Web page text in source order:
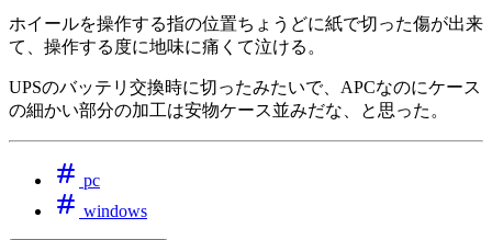
ホイールを操作する指の位置ちょうどに紙で切った傷が出来
て、操作する度に地味に痛くて泣ける。
UPSのバッテリ交換時に切ったみたいで、APCなのにケース
の細かい部分の加工は安物ケース並みだな、と思った。
pc
windows